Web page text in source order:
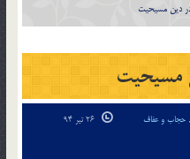
دين مسيحيت
مسيحيت
, حجاب و عفاف